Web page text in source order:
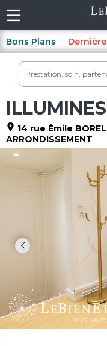
Bons Plans
14 rue Émile BOREL
ARRONDISSEMENT